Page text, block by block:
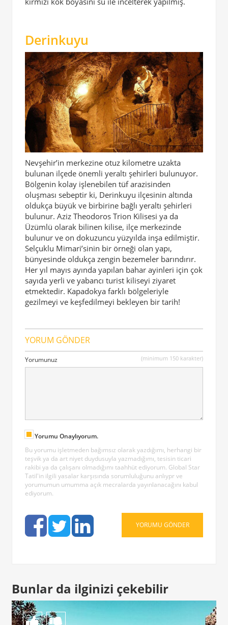
Derinkuyu
Nevşehir’in merkezine otuz kilometre uzakta
bulunan ilçede önemli yeraltı şehirleri bulunuyor.
Bölgenin kolay işlenebilen tüf arazisinden
oluşması sebeptir ki, Derinkuyu ilçesinin altında
oldukça büyük ve birbirine bağlı yeraltı şehirleri
bulunur. Aziz Theodoros Trion Kilisesi ya da
Üzümlü olarak bilinen kilise, ilçe merkezinde
bulunur ve on dokuzuncu yüzyılda inşa edilmiştir.
Selçuklu Mimari’sinin bir örneği olan yapı,
bünyesinde oldukça zengin bezemeler barındırır.
Her yıl mayıs ayında yapılan bahar ayinleri için çok
sayıda yerli ve yabancı turist kiliseyi ziyaret
etmektedir. Kapadokya farklı bölgeleriyle
gezilmeyi ve keşfedilmeyi bekleyen bir tarih!
YORUM GÖNDER
Yorumunuz (minimum 150 karakter)
Yorumu Onaylıyorum.
Bu yorumu işletmeden bağımsız olarak yazdığımı, herhangi bir
teşvik ya da art niyet duydusuyla yazmadığımı, tesisin ticari
rakibi ya da çalışanı olmadığımı taahhüt ediyorum. Global Star
Tatil'in ilgili yasalar karşısında sorumluluğunu anlıypr ve
yorumumun umumma açık mecralarda yayınlanacağını kabul
ediyorum.
Bunlar da ilginizi çekebilir